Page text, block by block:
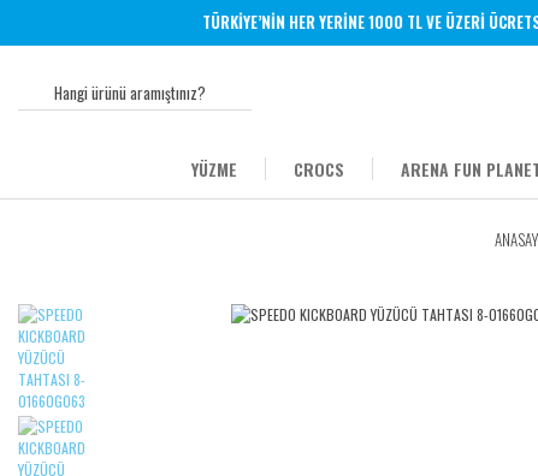
TÜRKİYE’NİN HER YERİNE 1000 TL VE ÜZERİ
YÜZME CROCS ARENA FUN